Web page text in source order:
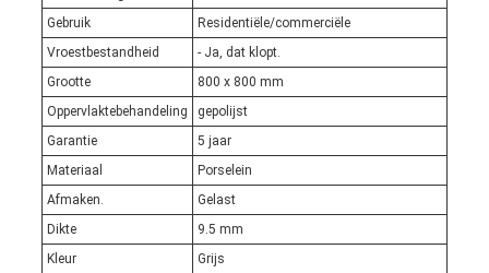
Gebruik
Residentiële/commerciële
Vroestbestandheid
- Ja, dat klopt.
Grootte
800 x 800 mm
Oppervlaktebehandeling
gepolijst
Garantie
5 jaar
Materiaal
Porselein
Afmaken.
Gelast
Dikte
9.5 mm
Kleur
Grijs